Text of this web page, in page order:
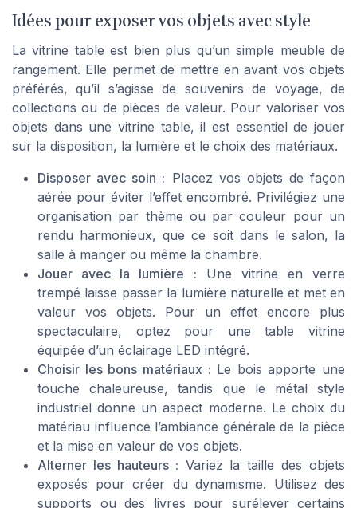
Idées pour exposer vos objets avec style
La vitrine table est bien plus qu’un simple meuble de
rangement. Elle permet de mettre en avant vos objets
préférés, qu’il s’agisse de souvenirs de voyage, de
collections ou de pièces de valeur. Pour valoriser vos
objets dans une vitrine table, il est essentiel de jouer
sur la disposition, la lumière et le choix des matériaux.
Disposer avec soin : Placez vos objets de façon
aérée pour éviter l’effet encombré. Privilégiez une
organisation par thème ou par couleur pour un
rendu harmonieux, que ce soit dans le salon, la
salle à manger ou même la chambre.
Jouer avec la lumière : Une vitrine en verre
trempé laisse passer la lumière naturelle et met en
valeur vos objets. Pour un effet encore plus
spectaculaire, optez pour une table vitrine
équipée d’un éclairage LED intégré.
Choisir les bons matériaux : Le bois apporte une
touche chaleureuse, tandis que le métal style
industriel donne un aspect moderne. Le choix du
matériau influence l’ambiance générale de la pièce
et la mise en valeur de vos objets.
Alterner les hauteurs : Variez la taille des objets
exposés pour créer du dynamisme. Utilisez des
supports ou des livres pour surélever certains